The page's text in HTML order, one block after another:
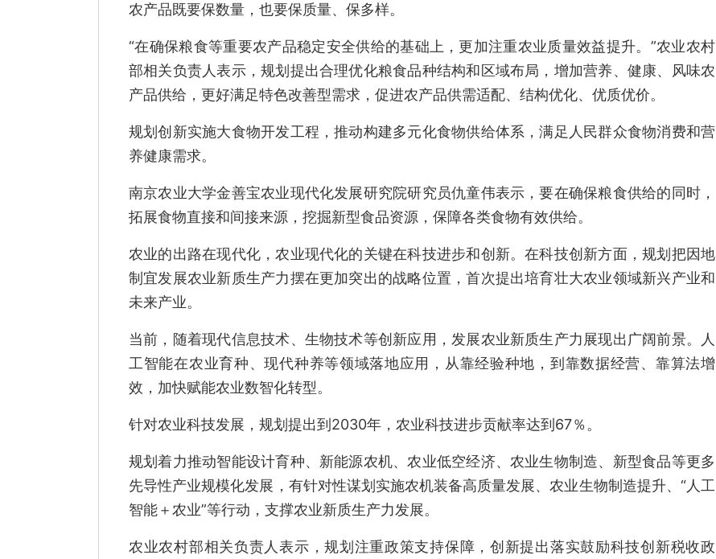
农产品既要保数量，也要保质量、保多样。
“在确保粮食等重要农产品稳定安全供给的基础上，更加注重农业质量效益提升。”农业农村
部相关负责人表示，规划提出合理优化粮食品种结构和区域布局，增加营养、健康、风味农
产品供给，更好满足特色改善型需求，促进农产品供需适配、结构优化、优质优价。
规划创新实施大食物开发工程，推动构建多元化食物供给体系，满足人民群众食物消费和营
养健康需求。
南京农业大学金善宝农业现代化发展研究院研究员仇童伟表示，要在确保粮食供给的同时，
拓展食物直接和间接来源，挖掘新型食品资源，保障各类食物有效供给。
农业的出路在现代化，农业现代化的关键在科技进步和创新。在科技创新方面，规划把因地
制宜发展农业新质生产力摆在更加突出的战略位置，首次提出培育壮大农业领域新兴产业和
未来产业。
当前，随着现代信息技术、生物技术等创新应用，发展农业新质生产力展现出广阔前景。人
工智能在农业育种、现代种养等领域落地应用，从靠经验种地，到靠数据经营、靠算法增
效，加快赋能农业数智化转型。
针对农业科技发展，规划提出到2030年，农业科技进步贡献率达到67％。
规划着力推动智能设计育种、新能源农机、农业低空经济、农业生物制造、新型食品等更多
先导性产业规模化发展，有针对性谋划实施农机装备高质量发展、农业生物制造提升、“人工
智能＋农业”等行动，支撑农业新质生产力发展。
农业农村部相关负责人表示，规划注重政策支持保障，创新提出落实鼓励科技创新税收政